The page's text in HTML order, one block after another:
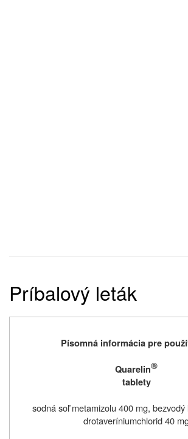
Príbalový leták
Písomná informácia pre
Quarelin®
tablety
sodná soľ metamizolu 400 mg,
drotaveríniumchlorid 40